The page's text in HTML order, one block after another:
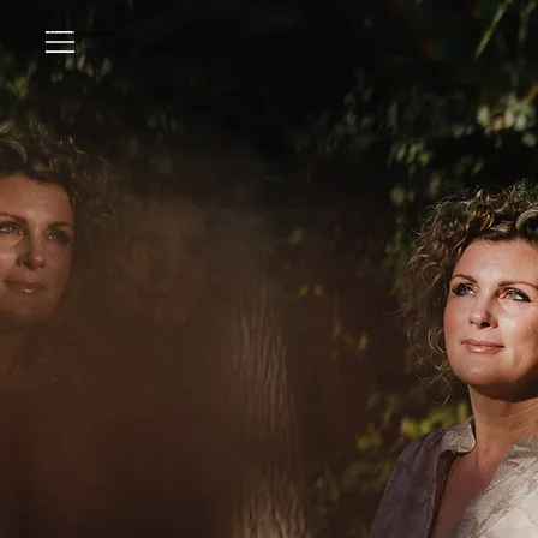
Iris vanScheppingen